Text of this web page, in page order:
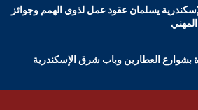
يسلمان عقود عمل لذوي الهمم وجوائز
بشوارع العطارين وباب شرق الإسكندرية